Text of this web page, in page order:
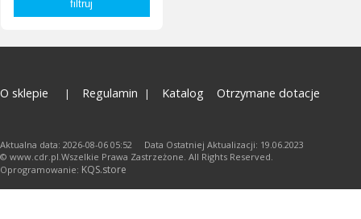
O sklepie Regulamin Katalog Otrzymane dotacje
Aktualna data: 2026-08-06 05:52 Data Ostatniej Aktualizacji: 19.06.2023
© www.cdr.pl.Wszelkie Prawa Zastrzeżone. All Rights Reserved.
Oprogramowanie: KQS.store